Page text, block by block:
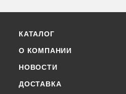
КАТАЛОГ
О КОМПАНИИ
НОВОСТИ
ДОСТАВКА